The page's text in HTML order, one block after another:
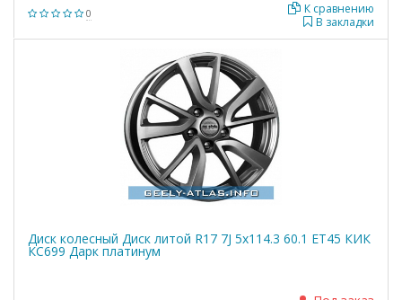
0
В закладки
К сравнению
Диск колесный Диск литой R17 7J 5x114.3 60.1 ET45 КИК
КС699 Дарк платинум